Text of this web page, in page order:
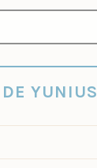
YUNIUS